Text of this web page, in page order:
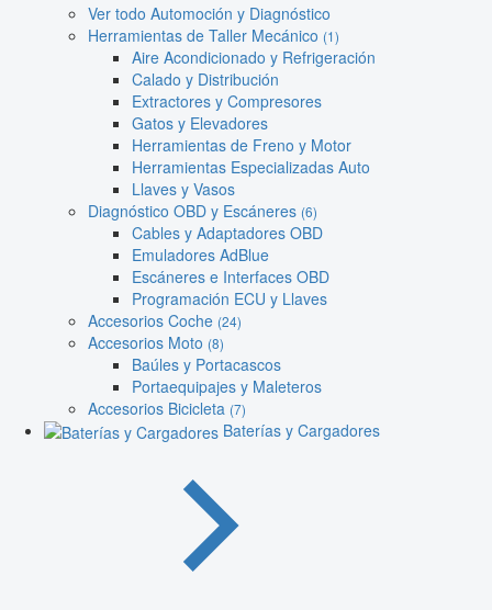
Ver todo Automoción y Diagnóstico
Herramientas de Taller Mecánico (1)
Aire Acondicionado y Refrigeración
Calado y Distribución
Extractores y Compresores
Gatos y Elevadores
Herramientas de Freno y Motor
Herramientas Especializadas Auto
Llaves y Vasos
Diagnóstico OBD y Escáneres (6)
Cables y Adaptadores OBD
Emuladores AdBlue
Escáneres e Interfaces OBD
Programación ECU y Llaves
Accesorios Coche (24)
Accesorios Moto (8)
Baúles y Portacascos
Portaequipajes y Maleteros
Accesorios Bicicleta (7)
Baterías y Cargadores